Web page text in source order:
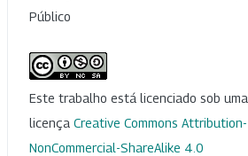
Público
Este trabalho está licenciado sob uma
licença Creative Commons Attribution-
NonCommercial-ShareAlike 4.0